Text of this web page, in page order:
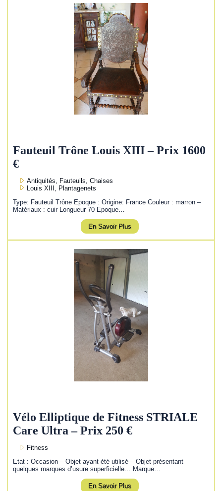
Fauteuil Trône Louis XIII – Prix 1600
€
Antiquités, Fauteuils, Chaises
Louis XIII, Plantagenets
Type: Fauteuil Trône Epoque : Origine: France Couleur : marron –
Matériaux : cuir Longueur 70 Epoque…
En Savoir Plus
Vélo Elliptique de Fitness STRIALE
Care Ultra – Prix 250 €
Fitness
Etat : Occasion – Objet ayant été utilisé – Objet présentant
quelques marques d’usure superficielle… Marque…
En Savoir Plus